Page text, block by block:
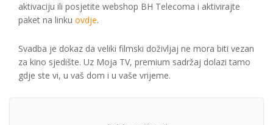
aktivaciju ili posjetite webshop BH Telecoma i aktivirajte
paket na linku ovdje.
Svadba je dokaz da veliki filmski doživljaj ne mora biti vezan
za kino sjedište. Uz Moja TV, premium sadržaj dolazi tamo
gdje ste vi, u vaš dom i u vaše vrijeme.